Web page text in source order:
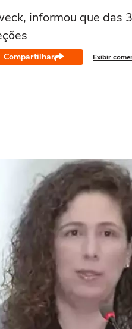
informou que das
Compartilhar Exibir